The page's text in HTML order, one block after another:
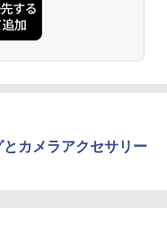
カメラアクセサリー